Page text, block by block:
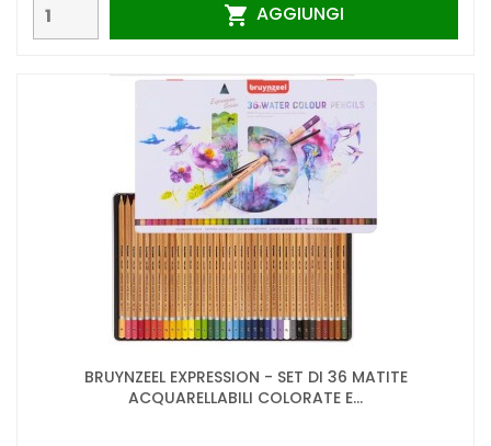
 AGGIUNGI
BRUYNZEEL EXPRESSION - SET DI 36 MATITE
ACQUARELLABILI COLORATE E...